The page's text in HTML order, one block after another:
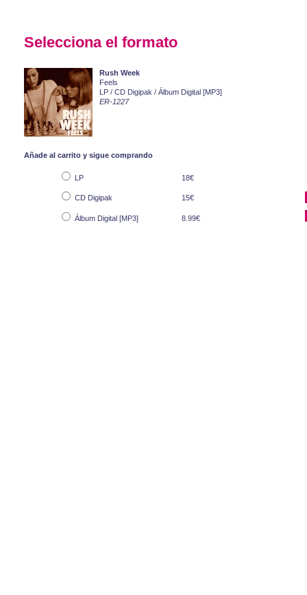
Selecciona el formato
Rush Week
Feels
LP / CD Digipak / Álbum Digital [MP3]
ER-1227
Añade al carrito y sigue comprando
LP 18€
CD Digipak 15€
Álbum Digital [MP3] 8.99€